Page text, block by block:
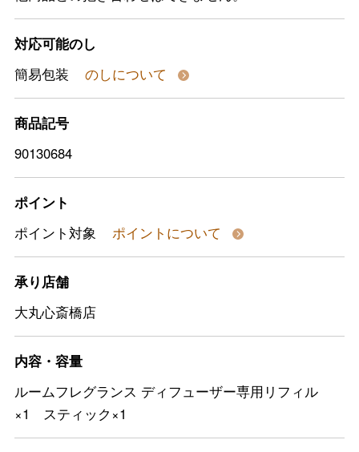
対応可能のし
簡易包装
のしについて
商品記号
90130684
ポイント
ポイント対象
ポイントについて
承り店舗
大丸心斎橋店
内容・容量
ルームフレグランス ディフューザー専用リフィル
×1 スティック×1